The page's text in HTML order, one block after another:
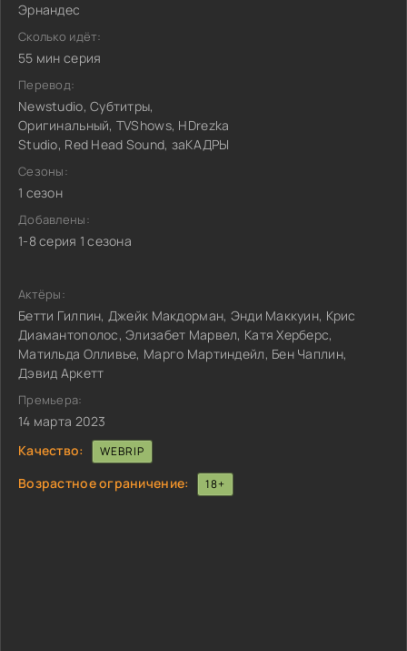
Эрнандес
Сколько идёт:
55 мин серия
Перевод:
Newstudio, Субтитры,
Оригинальный, TVShows, HDrezka
Studio, Red Head Sound, заКАДРЫ
Сезоны:
1 сезон
Добавлены:
1-8 серия 1 сезона
Актёры:
Бетти Гилпин, Джейк Макдорман, Энди Маккуин, Крис
Диамантополос, Элизабет Марвел, Катя Херберс,
Матильда Олливье, Марго Мартиндейл, Бен Чаплин,
Дэвид Аркетт
Премьера:
14 марта 2023
Качество:
WEBRIP
Возрастное ограничение: 18+